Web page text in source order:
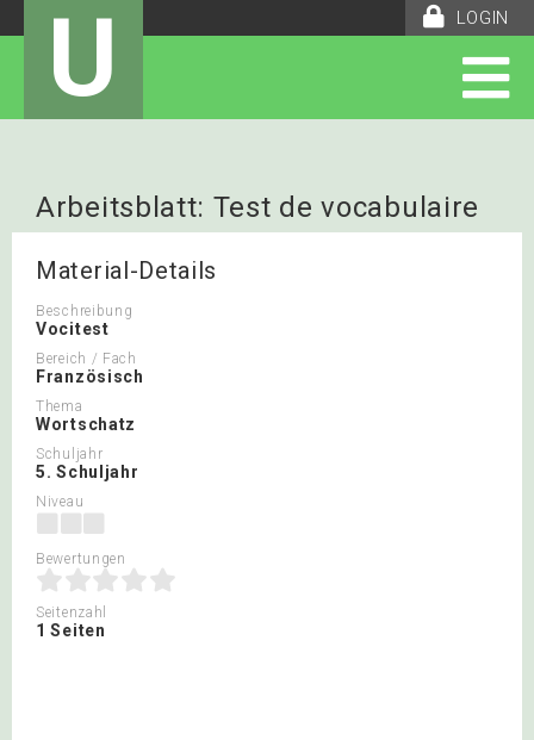
LOGIN
U
Arbeitsblatt: Test de vocabulaire
Unité 4
Material-Details
Beschreibung
Vocitest
Bereich / Fach
Französisch
Thema
Wortschatz
Schuljahr
5. Schuljahr
Niveau
Bewertungen
Seitenzahl
1 Seiten